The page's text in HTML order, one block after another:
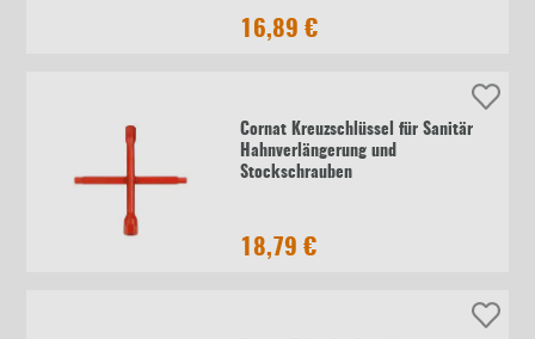
16,89 €
Cornat Kreuzschlüssel für Sanitär
Hahnverlängerung und
Stockschrauben
18,79 €